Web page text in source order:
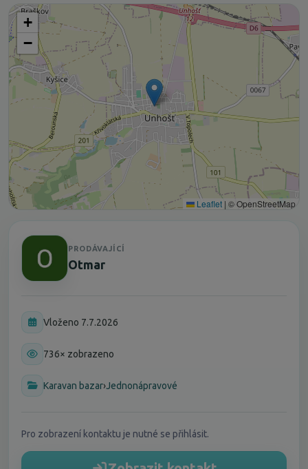
+
−
Leaflet | © OpenStreetMap
PRODÁVAJÍCÍ
Otmar
Vloženo 7.7.2026
736× zobrazeno
Karavan bazar›Jednonápravové
Pro zobrazení kontaktu je nutné se přihlásit.